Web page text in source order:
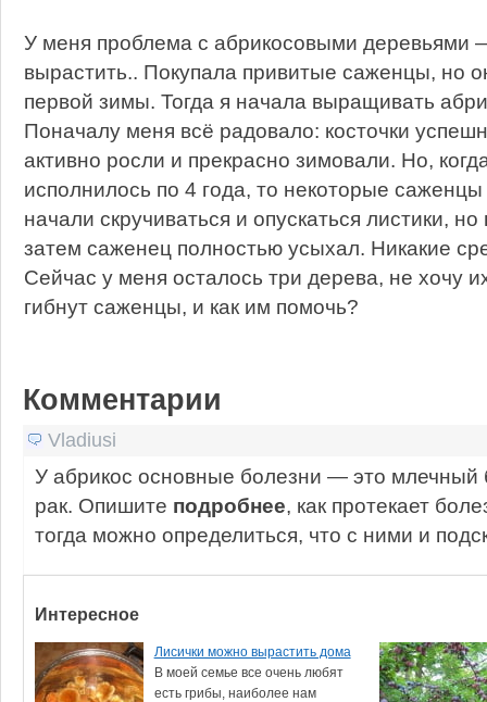
У меня проблема с абрикосовыми деревьями
вырастить.. Покупала привитые саженцы, но
первой зимы. Тогда я начала выращивать
Поначалу меня всё радовало: косточки
активно росли и прекрасно зимовали. Но,
исполнилось по 4 года, то некоторые
начали скручиваться и опускаться листики,
затем саженец полностью усыхал. Никакие
Сейчас у меня осталось три дерева, не хочу
гибнут саженцы, и как им помочь?
Комментарии
Vladiusi
У абрикос основные болезни — это млечный
рак. Опишите подробнее, как протекает
тогда можно определиться, что с ними и
Интересное
Лисички можно вырастить дома
В моей семье все очень любят
есть грибы, наиболее нам